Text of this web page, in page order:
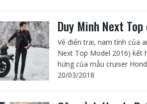
Duy Minh Next
Vẻ điển trai, nam tính của
Next Top Model 2016) kết
hứng của mẫu cruiser
20/03/2018